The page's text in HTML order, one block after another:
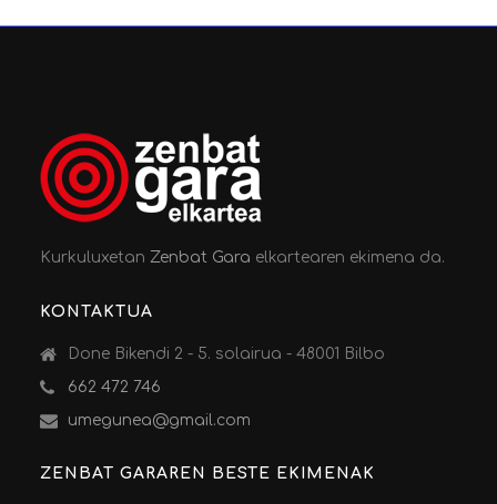
KurkuluxetanZenbat Gara elkartearen ekimena da.
KONTAKTUA
Done Bikendi 2 - 5. solairua - 48001 Bilbo
662 472 746
umegunea@gmail.com
ZENBAT GARAREN BESTE EKIMENAK